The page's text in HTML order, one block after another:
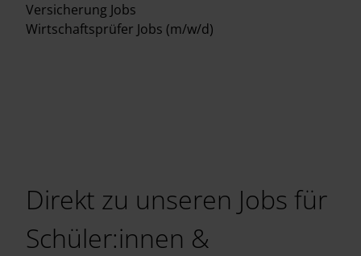
Versicherung Jobs
Wirtschaftsprüfer Jobs (m/w/d)
Direkt zu unseren Jobs für
Schüler:innen &